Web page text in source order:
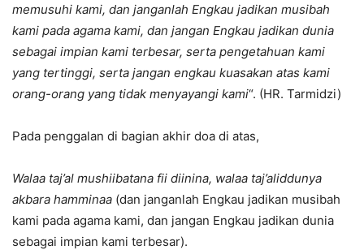
memusuhi kami, dan janganlah Engkau jadikan musibah
kami pada agama kami, dan jangan Engkau jadikan dunia
sebagai impian kami terbesar, serta pengetahuan kami
yang tertinggi, serta jangan engkau kuasakan atas kami
orang-orang yang tidak menyayangi kami“. (HR. Tarmidzi)
Pada penggalan di bagian akhir doa di atas,
Walaa taj’al mushiibatana fii diinina, walaa taj’aliddunya
akbara hamminaa (dan janganlah Engkau jadikan musibah
kami pada agama kami, dan jangan Engkau jadikan dunia
sebagai impian kami terbesar).